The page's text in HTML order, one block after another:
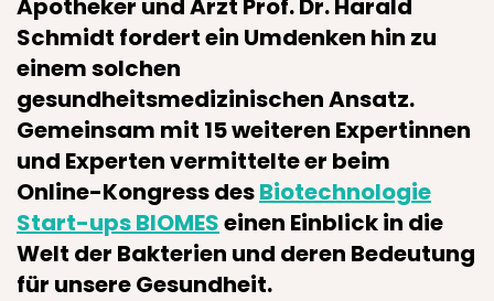
Apotheker und Arzt Prof. Dr. Harald
Schmidt fordert ein Umdenken hin zu
einem solchen
gesundheitsmedizinischen Ansatz.
Gemeinsam mit 15 weiteren Expertinnen
und Experten vermittelte er beim
Online-Kongress desBiotechnologie
Start-ups BIOMESeinen Einblick in die
Welt der Bakterien und deren Bedeutung
für unsere Gesundheit.